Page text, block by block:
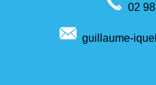
02
guillaume-